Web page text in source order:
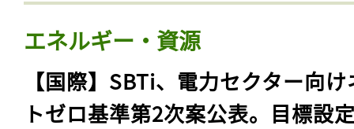
エネルギー・資源
【国際】SBTi、電力セクター向
トゼロ基準第2次案公表。目標設